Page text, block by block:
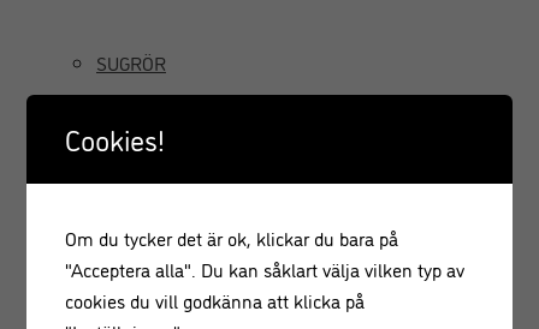
SUGRÖR
GRÄDDSIFONER
Cookies!
Om du tycker det är ok, klickar du bara på
"Acceptera alla". Du kan såklart välja vilken typ av
cookies du vill godkänna att klicka på